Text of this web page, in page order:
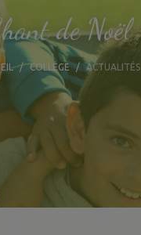
de Noël
COLLÈGE ACTUALITÉS